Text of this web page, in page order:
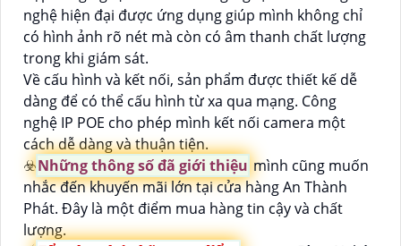
nghệ hiện đại được ứng dụng giúp mình không chỉ
có hình ảnh rõ nét mà còn có âm thanh chất lượng
trong khi giám sát.
Về cấu hình và kết nối, sản phẩm được thiết kế dễ
dàng để có thể cấu hình từ xa qua mạng. Công
nghệ IP POE cho phép mình kết nối camera một
cách dễ dàng và thuận tiện.
☣️Những thông số đã giới thiệu mình cũng muốn
nhắc đến khuyến mãi lớn tại cửa hàng An Thành
Phát. Đây là một điểm mua hàng tin cậy và chất
lượng.